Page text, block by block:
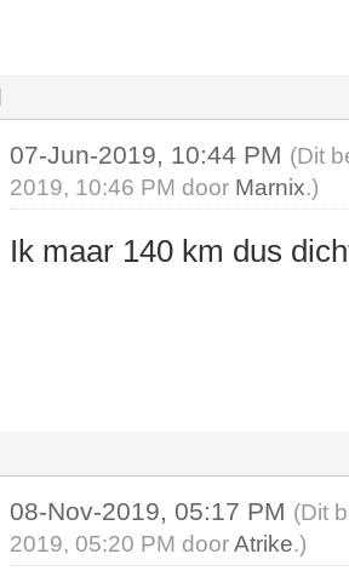
07-Jun-2019, 10:44 PM (Dit
2019, 10:46 PM door Marnix.)
Ik maar 140 km dus
08-Nov-2019, 05:17 PM (Dit
2019, 05:20 PM doorAtrike.)